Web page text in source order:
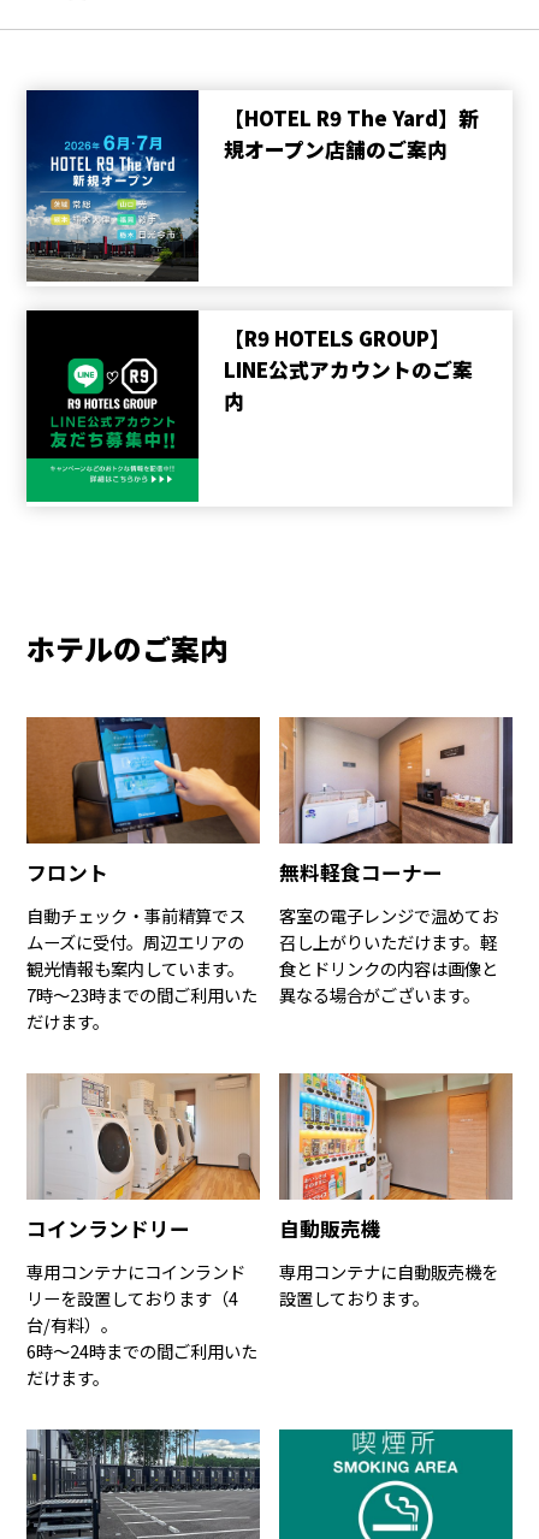
【HOTEL R9 The Yard】新
規オープン店舗のご案内
【R9 HOTELS GROUP】
LINE公式アカウントのご案
内
ホテルのご案内
フロント
自動チェック・事前精算でス
ムーズに受付。周辺エリアの
観光情報も案内しています。
7時〜23時までの間ご利用いた
だけます。
無料軽食コーナー
客室の電子レンジで温めてお
召し上がりいただけます。軽
食とドリンクの内容は画像と
異なる場合がございます。
コインランドリー
専用コンテナにコインランド
リーを設置しております（4
台/有料）。
6時〜24時までの間ご利用いた
だけます。
自動販売機
専用コンテナに自動販売機を
設置しております。